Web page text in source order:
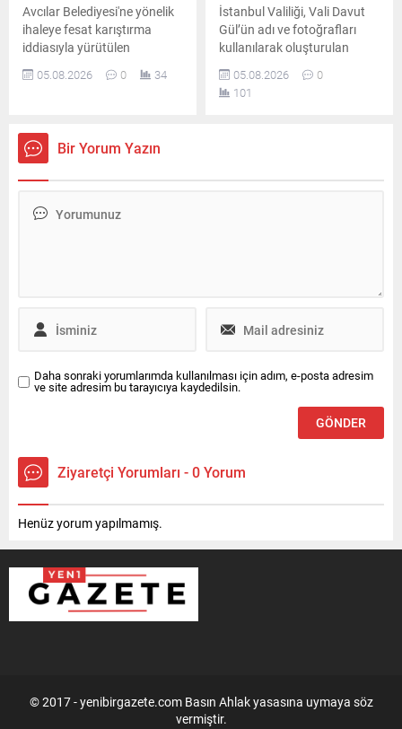
Avcılar Belediyesi'ne yönelik
ihaleye fesat karıştırma
iddiasıyla yürütülen
soruşturma kapsamında 4
ilde düzenlenen eş zamanlı
05.08.2026 0 34
İstanbul Valiliği, Vali Davut
Gül’ün adı ve fotoğrafları
kullanılarak oluşturulan
sahte sosyal medya
hesapları üzerinden yapılan
dolandırıcılık girişimlerine
05.08.2026
0
101
Bir Yorum Yazın
Daha sonraki yorumlarımda kullanılması için adım, e-posta adresim
ve site adresim bu tarayıcıya kaydedilsin.
Ziyaretçi Yorumları - 0 Yorum
Henüz yorum yapılmamış.
© 2017 - yenibirgazete.com Basın Ahlak yasasına uymaya söz
vermiştir.